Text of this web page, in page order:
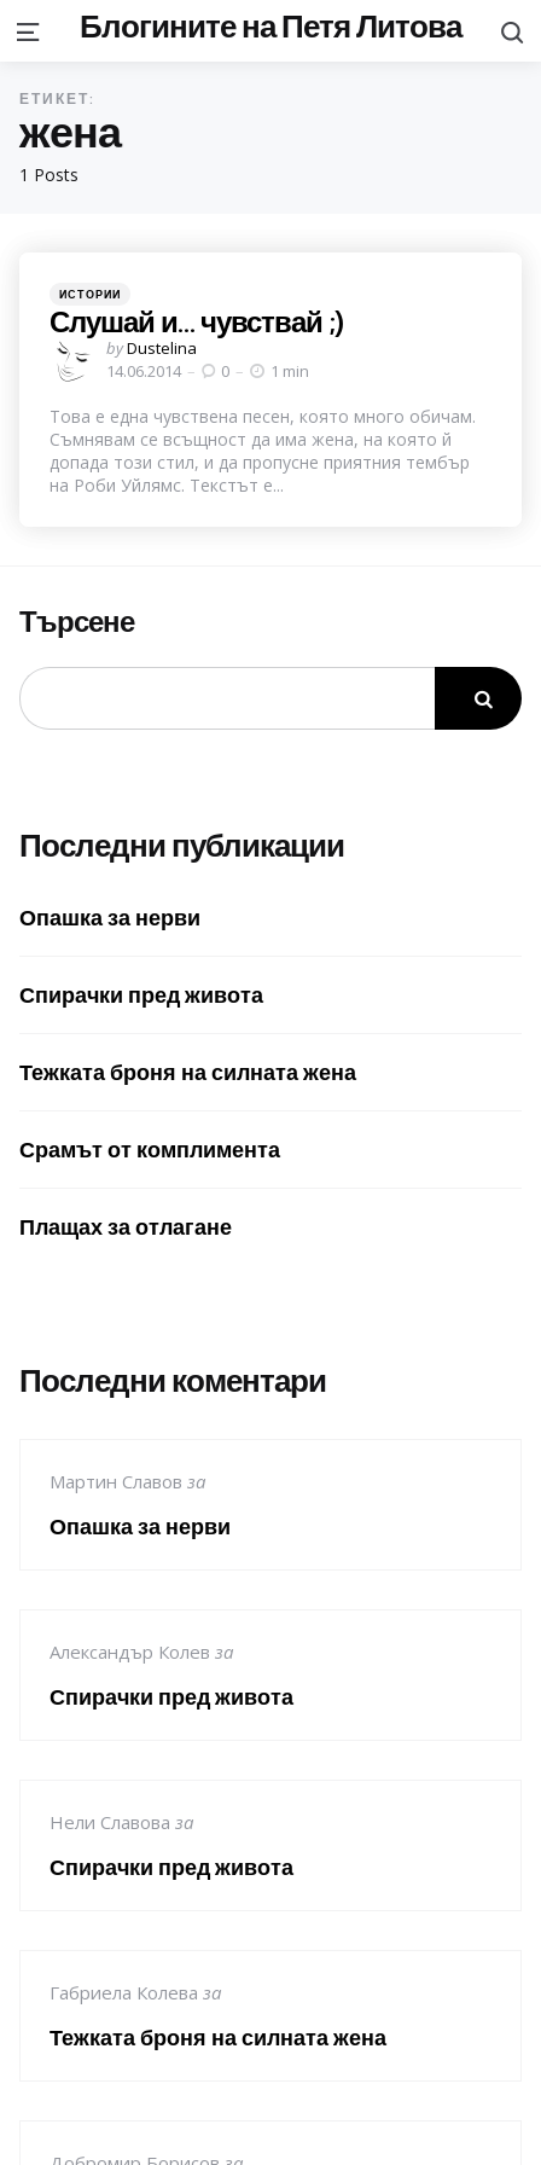
MenuБлогините на Петя Литова
1 Posts
ЕТИКЕТ:
жена
Categories
Posted
ИСТОРИИ
Слушай и… чувствай ;)
Posted
by
byDustelina
14.06.2014
0 1 min
Това е една чувствена песен, която много обичам.
Съмнявам се всъщност да има жена, на която й
допада този стил, и да пропусне приятния тембър
на Роби Уйлямс. Текстът е...
Търсене
Последни публикации
Опашка за нерви
Спирачки пред живота
Тежката броня на силната жена
Срамът от комплимента
Плащах за отлагане
Последни коментари
Мартин Славов за
Опашка за нерви
Александър Колев за
Спирачки пред живота
Нели Славова за
Спирачки пред живота
Габриела Колева за
Тежката броня на силната жена